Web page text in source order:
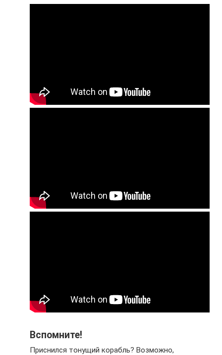
Вспомните!
Приснился тонущий корабль? Возможно,